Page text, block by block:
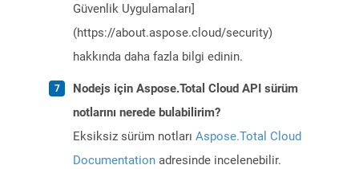
Güvenlik Uygulamaları]
(https://about.aspose.cloud/security)
hakkında daha fazla bilgi edinin.
Nodejs için Aspose.Total Cloud API sürüm
notlarını nerede bulabilirim?
Eksiksiz sürüm notları Aspose.Total Cloud
Documentation adresinde incelenebilir.